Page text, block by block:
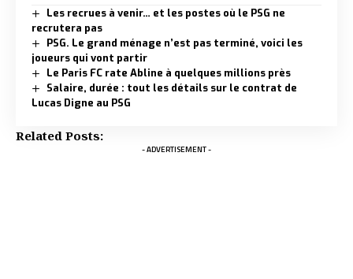
Les recrues à venir… et les postes où le PSG ne
recrutera pas
PSG. Le grand ménage n’est pas terminé, voici les
joueurs qui vont partir
Le Paris FC rate Abline à quelques millions près
Salaire, durée : tout les détails sur le contrat de
Lucas Digne au PSG
Related Posts:
- ADVERTISEMENT -